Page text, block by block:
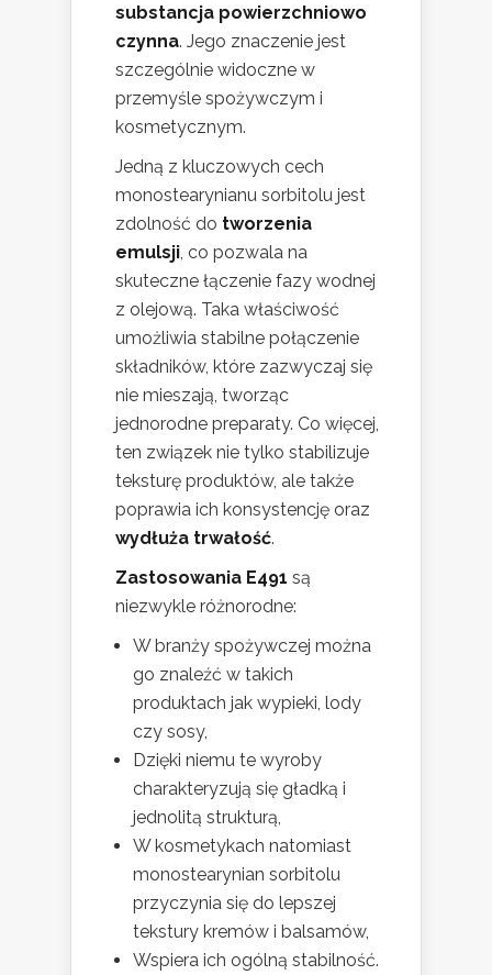
substancja powierzchniowo
czynna. Jego znaczenie jest
szczególnie widoczne w
przemyśle spożywczym i
kosmetycznym.
Jedną z kluczowych cech
monostearynianu sorbitolu jest
zdolność do tworzenia
emulsji, co pozwala na
skuteczne łączenie fazy wodnej
z olejową. Taka właściwość
umożliwia stabilne połączenie
składników, które zazwyczaj się
nie mieszają, tworząc
jednorodne preparaty. Co więcej,
ten związek nie tylko stabilizuje
teksturę produktów, ale także
poprawia ich konsystencję oraz
wydłuża trwałość.
Zastosowania E491 są
niezwykle różnorodne:
W branży spożywczej można
go znaleźć w takich
produktach jak wypieki, lody
czy sosy,
Dzięki niemu te wyroby
charakteryzują się gładką i
jednolitą strukturą,
W kosmetykach natomiast
monostearynian sorbitolu
przyczynia się do lepszej
tekstury kremów i balsamów,
Wspiera ich ogólną stabilność.